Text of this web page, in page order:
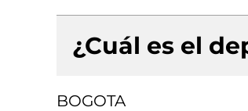
¿Cuál es el
BOGOTA